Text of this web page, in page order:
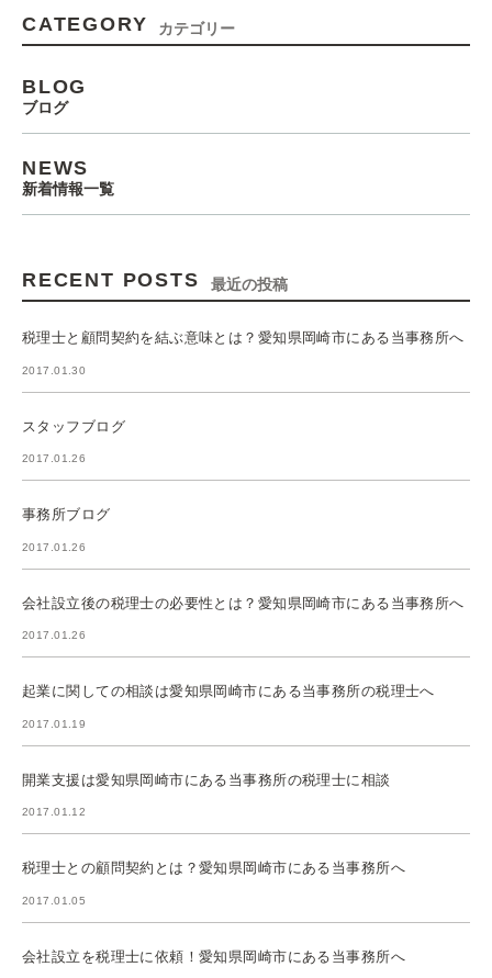
CATEGORY カテゴリー
BLOG
ブログ
NEWS
新着情報一覧
RECENT POSTS 最近の投稿
税理士と顧問契約を結ぶ意味とは？愛知県岡崎市にある当事務所へ
2017.01.30
スタッフブログ
2017.01.26
事務所ブログ
2017.01.26
会社設立後の税理士の必要性とは？愛知県岡崎市にある当事務所へ
2017.01.26
起業に関しての相談は愛知県岡崎市にある当事務所の税理士へ
2017.01.19
開業支援は愛知県岡崎市にある当事務所の税理士に相談
2017.01.12
税理士との顧問契約とは？愛知県岡崎市にある当事務所へ
2017.01.05
会社設立を税理士に依頼！愛知県岡崎市にある当事務所へ